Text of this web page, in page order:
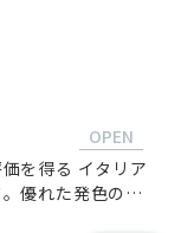
を得る イタリア
優れた発色のチ